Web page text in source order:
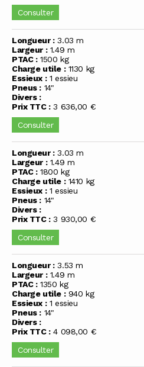
Consulter
Longueur :3.03 m
Largeur :1.49 m
PTAC :1500 kg
Charge utile :1130 kg
Essieux :1 essieu
Pneus : 14"
Divers :
Prix TTC :3 636,00 €
Consulter
Longueur :3.03 m
Largeur :1.49 m
PTAC :1800 kg
Charge utile :1410 kg
Essieux :1 essieu
Pneus : 14"
Divers :
Prix TTC :3 930,00 €
Consulter
Longueur :3.53 m
Largeur :1.49 m
PTAC :1350 kg
Charge utile :940 kg
Essieux :1 essieu
Pneus : 14"
Divers :
Prix TTC :4 098,00 €
Consulter